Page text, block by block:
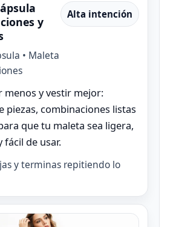
y
• Maleta
Alta intención
menos y vestir mejor:
piezas, combinaciones listas
que tu maleta sea ligera,
fácil de usar.
y terminas repitiendo lo